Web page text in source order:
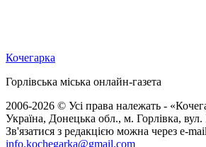
Кочегарка
Горлівська міська онлайн-газета
2006-2026 © Усі права належать -
Україна, Донецька обл., м. Горлівка, вул.
Зв'язатися з редакцією можна через e-
info.kochegarka@gmail.com